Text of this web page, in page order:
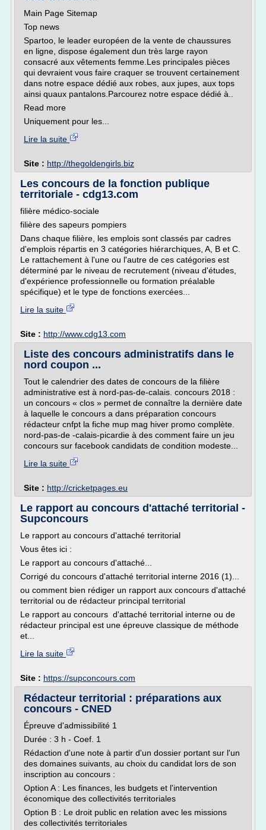
Main Page Sitemap
Top news
Spartoo, le leader européen de la vente de chaussures
en ligne, dispose également dun très large rayon
consacré aux vêtements femme.Les principales pièces
qui devraient vous faire craquer se trouvent certainement
dans notre espace dédié aux robes, aux jupes, aux tops
ainsi quaux pantalons.Parcourez notre espace dédié à..
Read more
Uniquement pour les...
Lire la suite
Site : http://thegoldengirls.biz
Les concours de la fonction publique
territoriale - cdg13.com
filière médico-sociale
filière des sapeurs pompiers
Dans chaque filière, les emplois sont classés par cadres
d'emplois répartis en 3 catégories hiérarchiques, A, B et C.
Le rattachement à l'une ou l'autre de ces catégories est
déterminé par le niveau de recrutement (niveau d'études,
d'expérience professionnelle ou formation préalable
spécifique) et le type de fonctions exercées...
Lire la suite
Site : http://www.cdg13.com
Liste des concours administratifs dans le
nord coupon ...
Tout le calendrier des dates de concours de la filière
administrative est à nord-pas-de-calais. concours 2018 :
un concours « clos » permet de connaître la dernière date
à laquelle le concours a dans préparation concours
rédacteur cnfpt la fiche mup mag hiver promo complète.
nord-pas-de -calais-picardie à des comment faire un jeu
concours sur facebook candidats de condition modeste...
Lire la suite
Site : http://cricketpages.eu
Le rapport au concours d'attaché territorial -
Supconcours
Le rapport au concours d'attaché territorial
Vous êtes ici :
Le rapport au concours d'attaché...
Corrigé du concours d'attaché territorial interne 2016 (1)...
ou comment bien rédiger un rapport aux concours d'attaché
territorial ou de rédacteur principal territorial
Le rapport au concours d'attaché territorial interne ou de
rédacteur principal est une épreuve classique de méthode
et...
Lire la suite
Site : https://supconcours.com
Rédacteur territorial : préparations aux
concours - CNED
Épreuve d'admissibilité 1
Durée : 3 h - Coef. 1
Rédaction d'une note à partir d'un dossier portant sur l'un
des domaines suivants, au choix du candidat lors de son
inscription au concours :
Option A : Les finances, les budgets et l'intervention
économique des collectivités territoriales
Option B : Le droit public en relation avec les missions
des collectivités territoriales